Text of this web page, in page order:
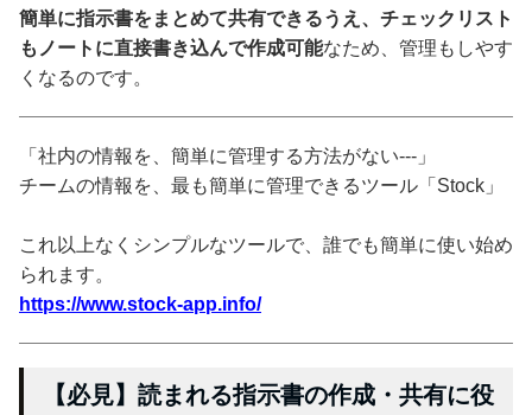
簡単に指示書をまとめて共有できるうえ、チェックリスト
もノートに直接書き込んで作成可能なため、管理もしやす
くなるのです。
「社内の情報を、簡単に管理する方法がない---」
チームの情報を、最も簡単に管理できるツール「Stock」
これ以上なくシンプルなツールで、誰でも簡単に使い始め
られます。
https://www.stock-app.info/
【必見】読まれる指示書の作成・共有に役